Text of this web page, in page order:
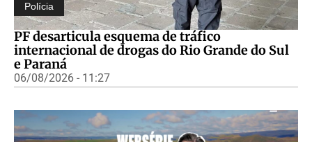
Polícia
PF desarticula esquema de tráfico
internacional de drogas do Rio Grande do Sul
e Paraná
06/08/2026 - 11:27